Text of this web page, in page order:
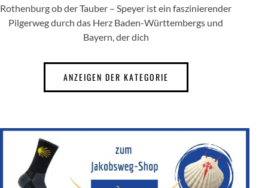
Rothenburg ob der Tauber – Speyer ist ein faszinierender
Pilgerweg durch das Herz Baden-Württembergs und
Bayern, der dich
ANZEIGEN DER KATEGORIE